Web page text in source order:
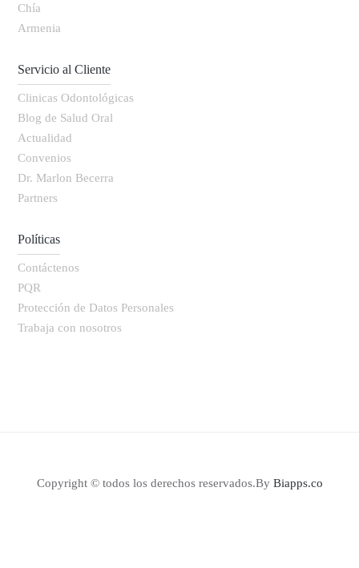
Chía
Armenia
Servicio al Cliente
Clinicas Odontológicas
Blog de Salud Oral
Actualidad
Convenios
Dr. Marlon Becerra
Partners
Políticas
Contáctenos
PQR
Protección de Datos Personales
Trabaja con nosotros
Copyright © todos los derechos reservados.By Biapps.co